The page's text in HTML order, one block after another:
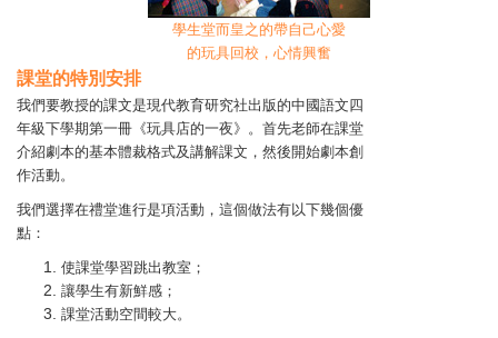
學生堂而皇之的帶自己心愛
的玩具回校，心情興奮
課堂的特別安排
我們要教授的課文是現代教育研究社出版的中國語文四
年級下學期第一冊《玩具店的一夜》。首先老師在課堂
介紹劇本的基本體裁格式及講解課文，然後開始劇本創
作活動。
我們選擇在禮堂進行是項活動，這個做法有以下幾個優
點：
使課堂學習跳出教室；
讓學生有新鮮感；
課堂活動空間較大。